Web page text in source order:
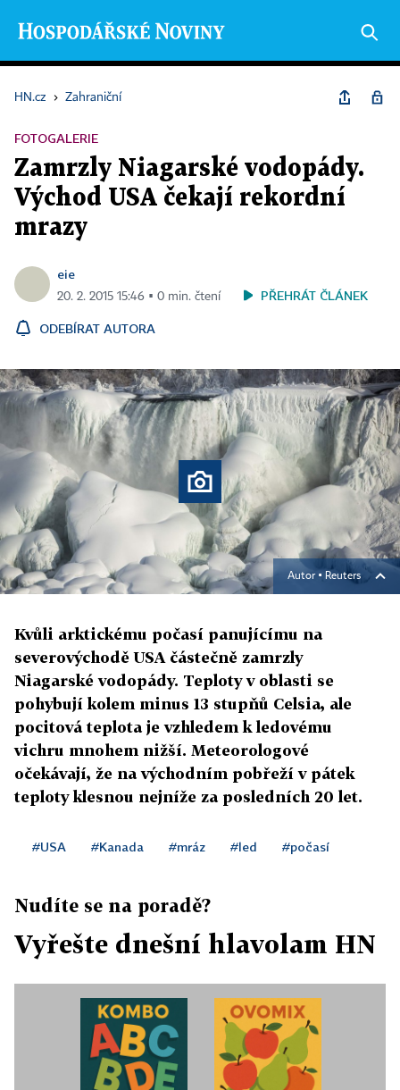
HN.cz › Zahraniční
FOTOGALERIE
Zamrzly Niagarské vodopády.
Východ USA čekají rekordní
mrazy
eie
20. 2. 2015 15:46 ▪ 0 min. čtení PŘEHRÁT ČLÁNEK
ODEBÍRAT AUTORA
Autor ▪ Reuters
Kvůli arktickému počasí panujícímu na
severovýchodě USA částečně zamrzly
Niagarské vodopády. Teploty v oblasti se
pohybují kolem minus 13 stupňů Celsia, ale
pocitová teplota je vzhledem k ledovému
vichru mnohem nižší. Meteorologové
očekávají, že na východním pobřeží v pátek
teploty klesnou nejníže za posledních 20 let.
#USA #Kanada #mráz #led #počasí
Nudíte se na poradě?
Vyřešte dnešní hlavolam HN